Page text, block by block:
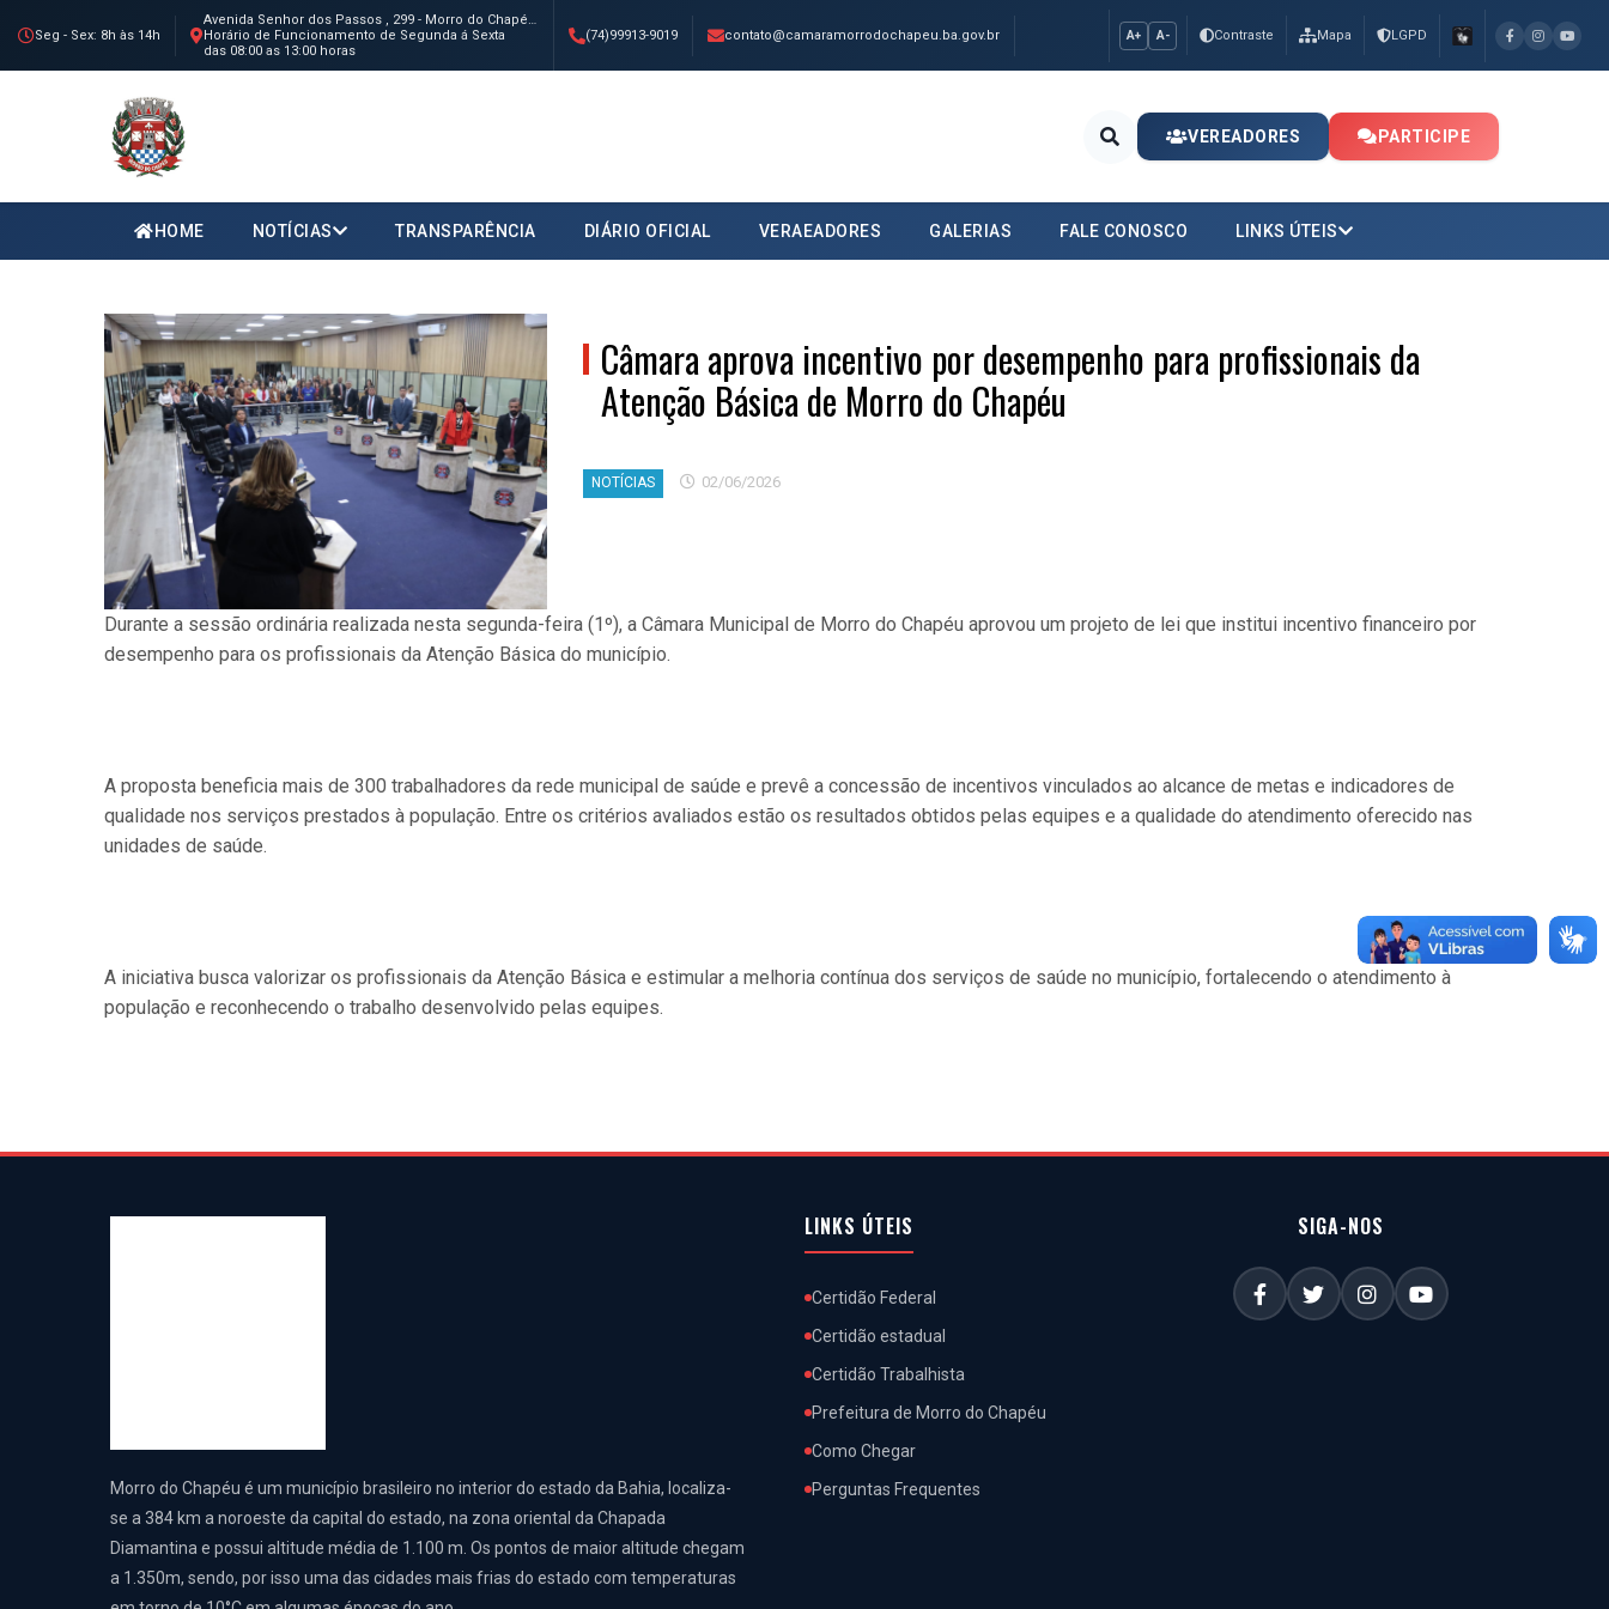
Seg - Sex: 8h às 14h
Avenida Senhor dos Passos , 299 - Morro do Chapéu - BA
Horário de Funcionamento de Segunda á Sexta
das 08:00 as 13:00 horas
(74)99913-9019 contato@camaramorrodochapeu.ba.gov.br A+ A- Contraste Mapa LGPD
VEREADORES PARTICIPE
HOME NOTÍCIAS TRANSPARÊNCIA DIÁRIO OFICIAL VERAEADORES GALERIAS FALE CONOSCO LINKS ÚTEIS
Câmara aprova incentivo por desempenho para profissionais da
Atenção Básica de Morro do Chapéu
NOTÍCIAS 02/06/2026
Durante a sessão ordinária realizada nesta segunda-feira (1º), a Câmara Municipal de Morro do Chapéu aprovou um projeto de lei que institui incentivo financeiro por
desempenho para os profissionais da Atenção Básica do município.
A proposta beneficia mais de 300 trabalhadores da rede municipal de saúde e prevê a concessão de incentivos vinculados ao alcance de metas e indicadores de
qualidade nos serviços prestados à população. Entre os critérios avaliados estão os resultados obtidos pelas equipes e a qualidade do atendimento oferecido nas
unidades de saúde.
A iniciativa busca valorizar os profissionais da Atenção Básica e estimular a melhoria contínua dos serviços de saúde no município, fortalecendo o atendimento à
população e reconhecendo o trabalho desenvolvido pelas equipes.
Morro do Chapéu é um município brasileiro no interior do estado da Bahia, localiza-
se a 384 km a noroeste da capital do estado, na zona oriental da Chapada
Diamantina e possui altitude média de 1.100 m. Os pontos de maior altitude chegam
a 1.350m, sendo, por isso uma das cidades mais frias do estado com temperaturas
LINKS ÚTEIS
Certidão Federal
Certidão estadual
Certidão Trabalhista
Prefeitura de Morro do Chapéu
Como Chegar
Perguntas Frequentes
SIGA-NOS